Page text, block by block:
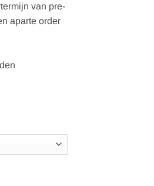
van pre-
aparte order